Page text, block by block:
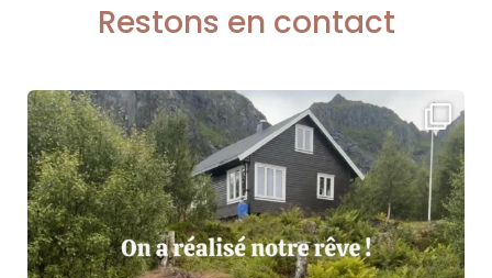
Restons en contact